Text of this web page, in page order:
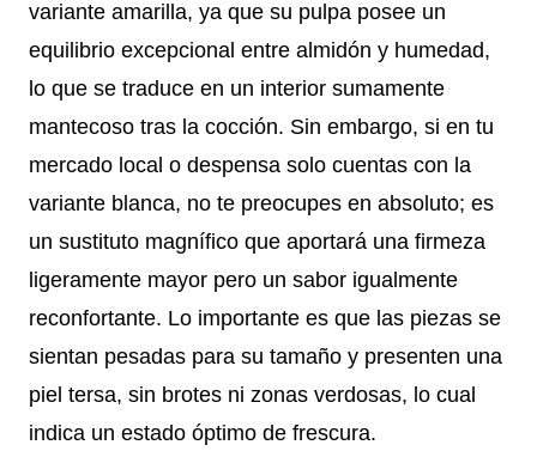
variante amarilla, ya que su pulpa posee un
equilibrio excepcional entre almidón y humedad,
lo que se traduce en un interior sumamente
mantecoso tras la cocción. Sin embargo, si en tu
mercado local o despensa solo cuentas con la
variante blanca, no te preocupes en absoluto; es
un sustituto magnífico que aportará una firmeza
ligeramente mayor pero un sabor igualmente
reconfortante. Lo importante es que las piezas se
sientan pesadas para su tamaño y presenten una
piel tersa, sin brotes ni zonas verdosas, lo cual
indica un estado óptimo de frescura.